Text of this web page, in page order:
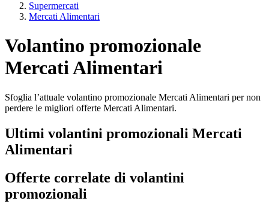
Supermercati
Mercati Alimentari
Volantino promozionale
Mercati Alimentari
Sfoglia l’attuale volantino promozionale Mercati Alimentari per non
perdere le migliori offerte Mercati Alimentari.
Ultimi volantini promozionali Mercati
Alimentari
Offerte correlate di volantini
promozionali